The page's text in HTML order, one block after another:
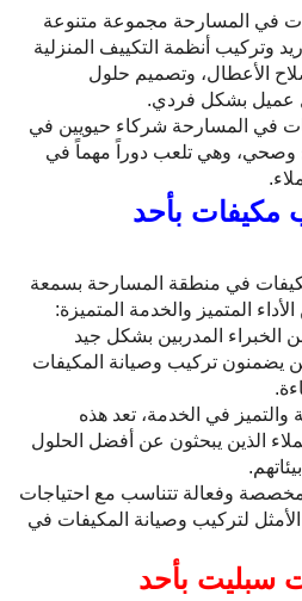
في المسارحة مجموعة متنوعة
وتركيب أنظمة التكييف المنزلية
الأعطال، وتصميم حلول
عميل بشكل فردي.
في المسارحة شركاء حيويين في
وصحي، وهي تلعب دوراً مهماً في
مكيفات بأحد
في منطقة المسارحة بسمعة
المتميز والخدمة المتميزة:
الخبراء المدربين بشكل جيد
يضمنون تركيب وصيانة المكيفات
والتميز في الخدمة، تعد هذه
الذين يبحثون عن أفضل الحلول
وفعالة تتناسب مع احتياجات
لتركيب وصيانة المكيفات في
سبليت بأحد